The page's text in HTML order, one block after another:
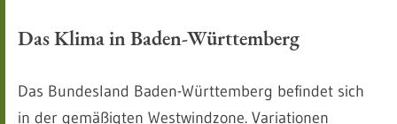
Das Klima in Baden-Württemberg
Das Bundesland Baden-Württemberg befindet sich
in der gemäßigten Westwindzone. Variationen